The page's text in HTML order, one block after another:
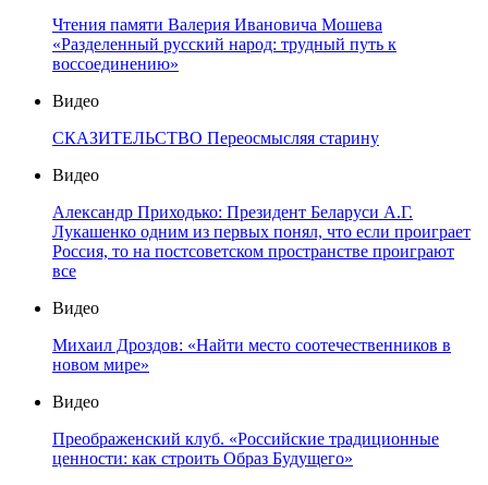
Чтения памяти Валерия Ивановича Мошева
«Разделенный русский народ: трудный путь к
воссоединению»
Видео
СКАЗИТЕЛЬСТВО Переосмысляя старину
Видео
Александр Приходько: Президент Беларуси А.Г.
Лукашенко одним из первых понял, что если проиграет
Россия, то на постсоветском пространстве проиграют
все
Видео
Михаил Дроздов: «Найти место соотечественников в
новом мире»
Видео
Преображенский клуб. «Российские традиционные
ценности: как строить Образ Будущего»